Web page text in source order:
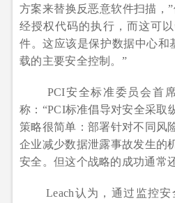
方案来替换反恶意软件扫描，
经授权代码的执行，而这可
件。这应该是保护数据中心和
载的主要安全控制。”
PCI安全标准委员会首
称：“PCI标准倡导对安全采取
策略很简单：部署针对不同风
企业减少数据泄露事故发生的
安全。但这个战略的成功通常
Leach认为，通过监控